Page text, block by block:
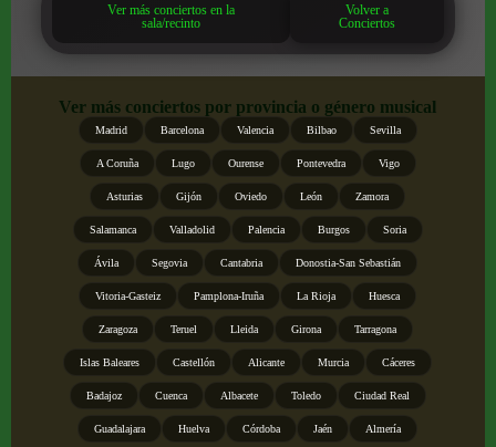
Ver más conciertos en la
sala/recinto
Volver a
Conciertos
Ver más conciertos por provincia o género musical
Madrid Barcelona Valencia Bilbao Sevilla
A Coruña Lugo Ourense Pontevedra Vigo
Asturias Gijón Oviedo León Zamora
Salamanca Valladolid Palencia Burgos Soria
Ávila Segovia Cantabria Donostia-San Sebastián
Vitoria-Gasteiz Pamplona-Iruña La Rioja Huesca
Zaragoza Teruel Lleida Girona Tarragona
Islas Baleares Castellón Alicante Murcia Cáceres
Badajoz Cuenca Albacete Toledo Ciudad Real
Guadalajara Huelva Córdoba Jaén Almería